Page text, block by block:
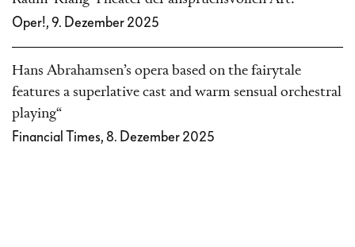
Oper!, 9. Dezember 2025
Hans Abrahamsen’s opera based on the fairytale
features a superlative cast and warm sensual orchestral
playing“
Financial Times, 8. Dezember 2025